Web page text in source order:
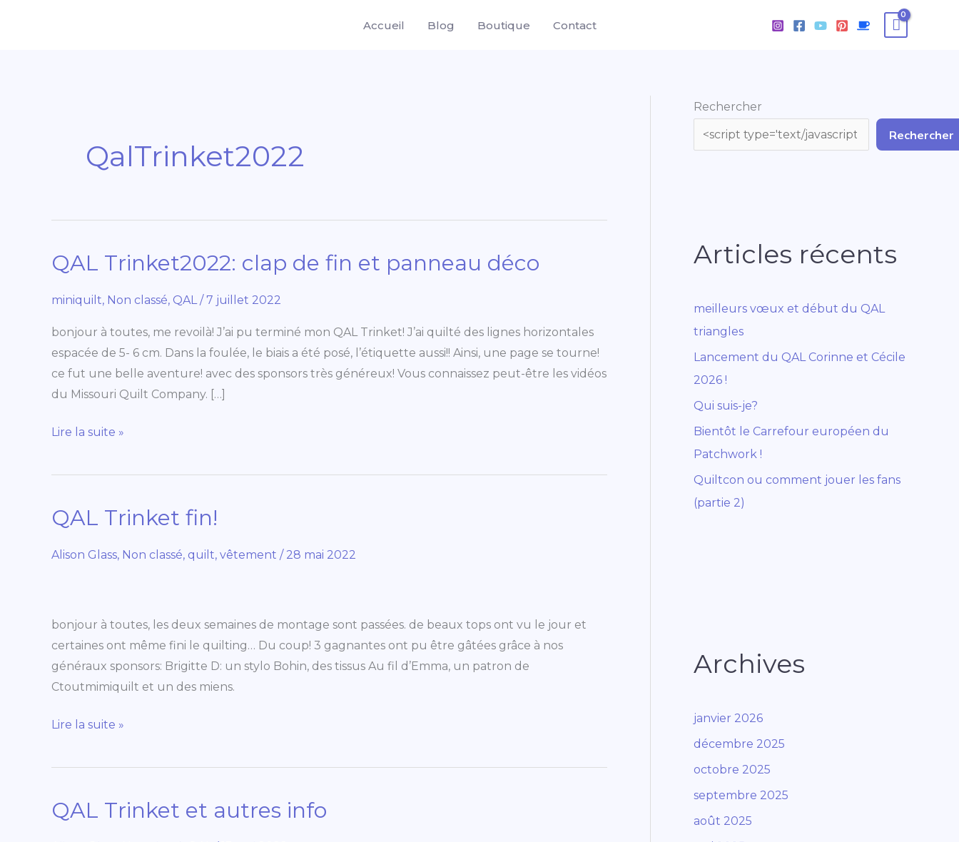
Accueil Blog Boutique Contact
QalTrinket2022
QAL Trinket2022: clap de fin et panneau déco
miniquilt, Non classé, QAL/7 juillet 2022
bonjour à toutes, me revoilà! J’ai pu terminé mon QAL Trinket! J’ai quilté des lignes horizontales
espacée de 5- 6 cm. Dans la foulée, le biais a été posé, l’étiquette aussi!! Ainsi, une page se tourne!
ce fut une belle aventure! avec des sponsors très généreux! Vous connaissez peut-être les vidéos
du Missouri Quilt Company. […]
QAL
clap
Lire la suite »
QAL Trinket fin!
Alison Glass, Non classé, quilt, vêtement / 28 mai 2022
bonjour à toutes, les deux semaines de montage sont passées. de beaux tops ont vu le jour et
certaines ont même fini le quilting… Du coup! 3 gagnantes ont pu être gâtées grâce à nos
généraux sponsors: Brigitte D: un stylo Bohin, des tissus Au fil d’Emma, un patron de
Ctoutmimiquilt et un des miens.
QAL
fin!
Lire la suite »
QAL Trinket et autres info
QAL
Rechercher
Rechercher
Articles récents
meilleurs vœux et début du QAL
triangles
Lancement du QAL Corinne et Cécile
2026 !
Qui suis-je?
Bientôt le Carrefour européen du
Patchwork !
Quiltcon ou comment jouer les fans
(partie 2)
Archives
janvier 2026
décembre 2025
octobre 2025
septembre 2025
août 2025